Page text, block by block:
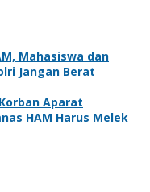
Mahasiswa dan
Jangan Berat
Aparat
HAM Harus Melek